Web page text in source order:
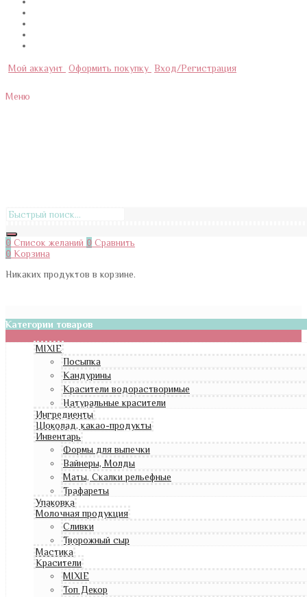
Мой аккаунт Оформить покупку Вход/Регистрация
Меню
0 Список желаний 0 Сравнить
0 Корзина
Никаких продуктов в корзине.
Категории товаров
MIXIE
Посыпка
Кандурины
Красители водорастворимые
Натуральные красители
Ингредиенты
Шоколад, какао-продукты
Инвентарь
Формы для выпечки
Вайнеры, Молды
Маты, Скалки рельефные
Трафареты
Упаковка
Молочная продукция
Сливки
Творожный сыр
Мастика
Красители
MIXIE
Топ Декор